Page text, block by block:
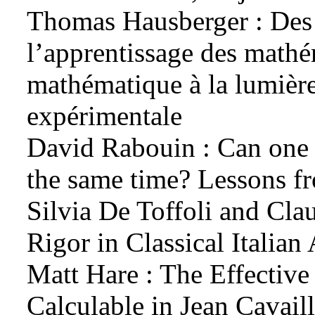
Thomas Hausberger :
l’apprentissage des
mathématique à la
expérimentale
David Rabouin : Can
the same time? Lessons
Silvia De Toffoli and
Rigor in Classical Italian
Matt Hare : The Effective
Calculable in Jean